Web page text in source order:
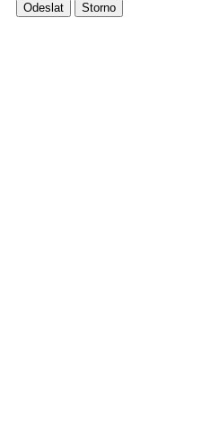
Odeslat Storno